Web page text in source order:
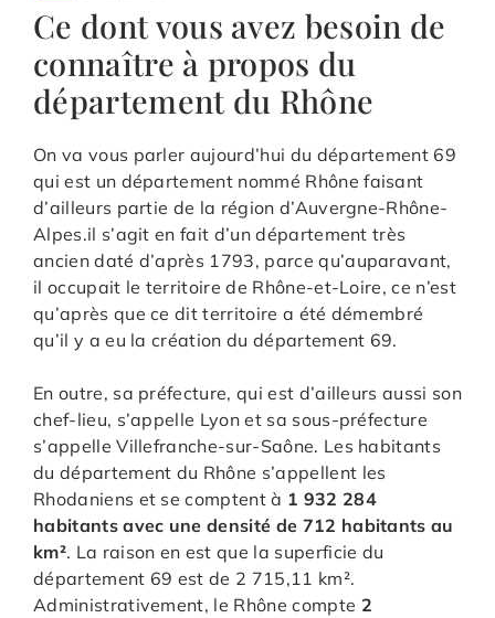
Ce dont vous avez besoin de
connaître à propos du
département du Rhône
On va vous parler aujourd’hui du département 69
qui est un département nommé Rhône faisant
d’ailleurs partie de la région d’Auvergne-Rhône-
Alpes.il s’agit en fait d’un département très
ancien daté d’après 1793, parce qu’auparavant,
il occupait le territoire de Rhône-et-Loire, ce n’est
qu’après que ce dit territoire a été démembré
qu’il y a eu la création du département 69.
En outre, sa préfecture, qui est d’ailleurs aussi son
chef-lieu, s’appelle Lyon et sa sous-préfecture
s’appelle Villefranche-sur-Saône. Les habitants
du département du Rhône s’appellent les
Rhodaniens et se comptent à 1 932 284
habitants avec une densité de 712 habitants au
km². La raison en est que la superficie du
département 69 est de 2 715,11 km².
Administrativement, le Rhône compte 2